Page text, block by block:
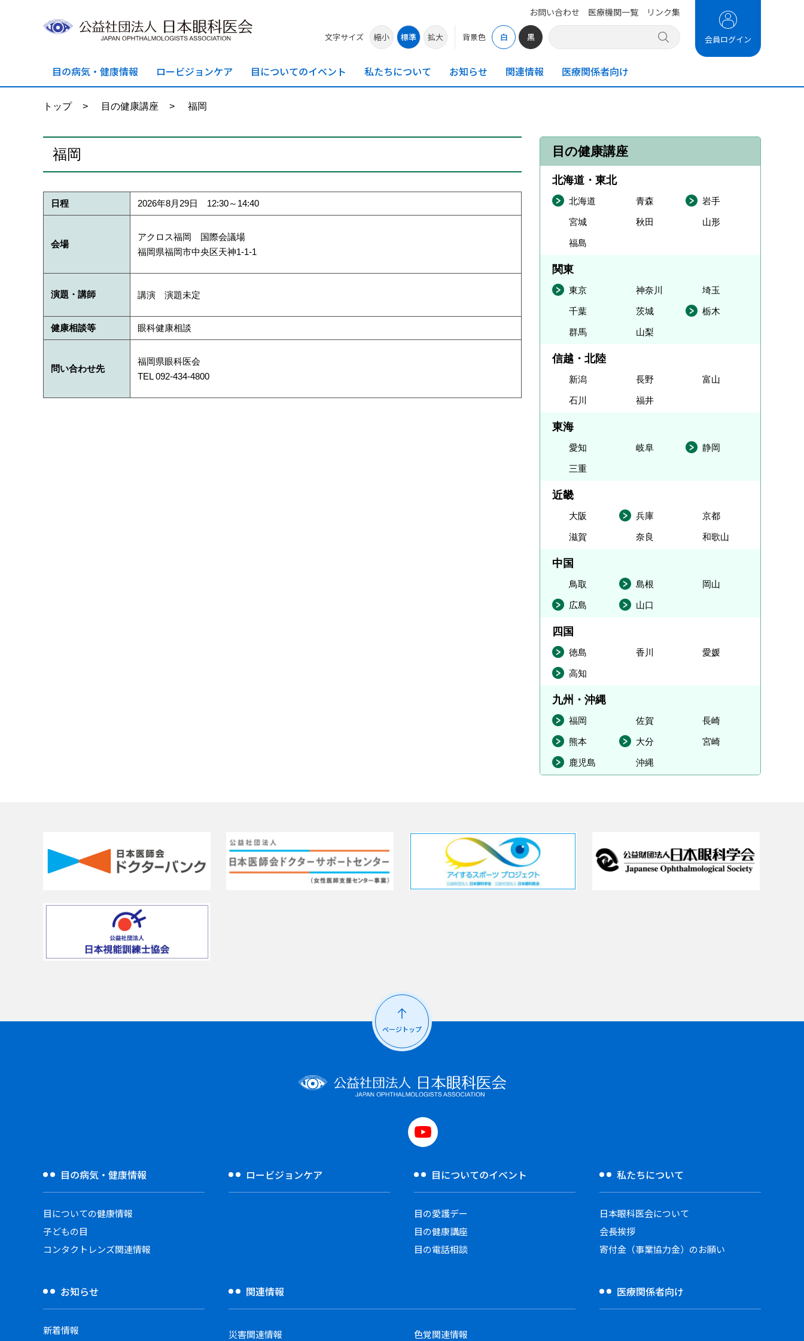
お問い合わせ 医療機関一覧 リンク集
文字サイズ 縮小 標準 拡大 背景色 白 黒 会員ログイン
目の病気・ 健康情報 ロービジョンケア 目についてのイベント 私たちについて お知らせ 関連情報 医療関係者向け
トップ > 目の健康講座 > 福岡
福岡
日程 2026年8月29日 12:30～14:40
会場
アクロス福岡 国際会議場
福岡県福岡市中央区天神1-1-1
演題・講師 講演 演題未定
健康相談等 眼科健康相談
問い合わせ先
福岡県眼科医会
TEL 092-434-4800
目の健康講座
北海道・東北
北海道 青森 岩手
宮城 秋田 山形
福島
関東
東京 神奈川 埼玉
千葉 茨城 栃木
群馬 山梨
信越・北陸
新潟 長野 富山
石川 福井
東海
愛知 岐阜 静岡
三重
近畿
大阪 兵庫 京都
滋賀 奈良 和歌山
中国
鳥取 島根 岡山
広島 山口
四国
徳島 香川 愛媛
高知
九州・沖縄
福岡 佐賀 長崎
熊本 大分 宮崎
鹿児島 沖縄
ページトップ
目の病気・健康情報
目についての健康情報
子どもの目
コンタクトレンズ関連情報
ロービジョンケア 目についてのイベント
目の愛護デー
目の健康講座
目の電話相談
私たちについて
日本眼科医会について
会長挨拶
寄付金（事業協力金）のお願い
お知らせ
新着情報
関連情報
災害関連情報 色覚関連情報
医療関係者向け